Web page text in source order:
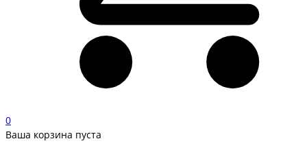
0
Ваша корзина пуста